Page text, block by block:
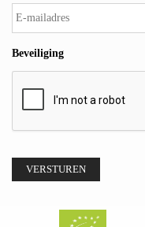
Beveiliging
VERSTUREN